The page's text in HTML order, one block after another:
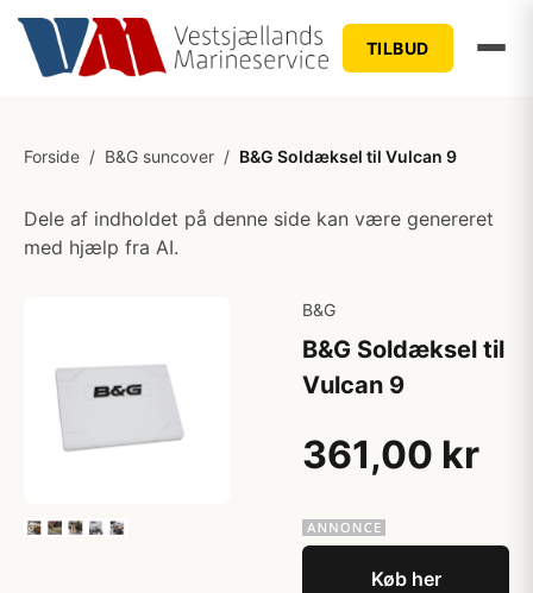
TILBUD
Forside / B&G suncover / B&G Soldæksel til Vulcan 9
Dele af indholdet på denne side kan være genereret
med hjælp fra AI.
B&G
B&G Soldæksel til
Vulcan 9
361,00 kr
Køb her